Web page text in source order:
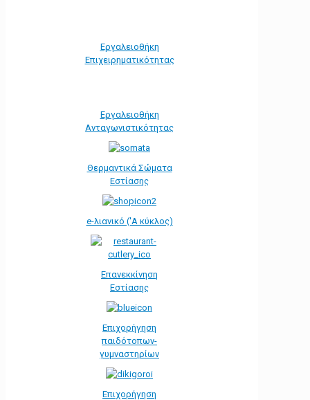
Εργαλειοθήκη
Eπιχειρηματικότητας
Εργαλειοθήκη
Ανταγωνιστικότητας
Θερμαντικά Σώματα
Εστίασης
e-λιανικό ('Α κύκλος)
Επανεκκίνηση
Εστίασης
Επιχορήγηση
παιδότοπων-
γυμναστηρίων
Επιχορήγηση